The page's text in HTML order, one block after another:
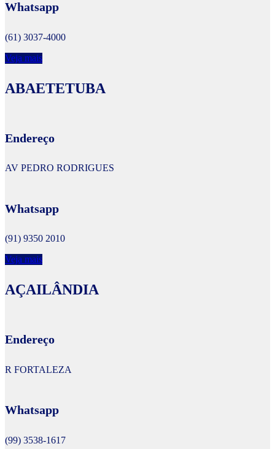
Whatsapp
(61) 3037-4000
Veja mais
ABAETETUBA
Endereço
AV PEDRO RODRIGUES
Whatsapp
(91) 9350 2010
Veja mais
AÇAILÂNDIA
Endereço
R FORTALEZA
Whatsapp
(99) 3538-1617